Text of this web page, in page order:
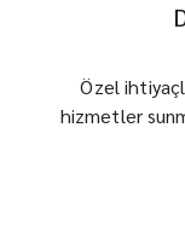
Özel
hizmetler